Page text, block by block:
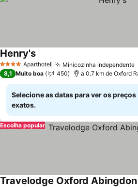
4 EstrelasAparthotel Minicozinha independente
Henry'sVer preços
8,1 Muito boa 450 a 0.7 km de Oxford
Selecione as datas para ver os preços
exatos.
Escolha popular
Travelodge Oxford Abingdon